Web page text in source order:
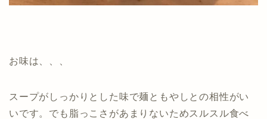
お味は、、、
スープがしっかりとした味で麺ともやしとの相性がい
いです。でも脂っこさがあまりないためスルスル食べ